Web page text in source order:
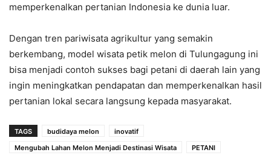
memperkenalkan pertanian Indonesia ke dunia luar.
Dengan tren pariwisata agrikultur yang semakin
berkembang, model wisata petik melon di Tulungagung ini
bisa menjadi contoh sukses bagi petani di daerah lain yang
ingin meningkatkan pendapatan dan memperkenalkan hasil
pertanian lokal secara langsung kepada masyarakat.
TAGS budidaya melon
inovatif
Mengubah Lahan Melon Menjadi Destinasi Wisata
PETANI